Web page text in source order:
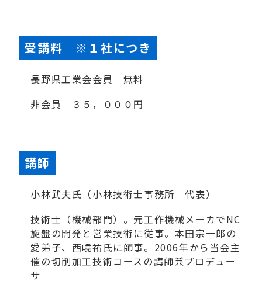
受講料 ※１社につき
長野県工業会会員 無料
非会員 ３５，０００円
講師
小林武夫氏（小林技術士事務所 代表）
技術士（機械部門）。元工作機械メーカでNC
旋盤の開発と営業技術に従事。本田宗一郎の
愛弟子、西嶢祐氏に師事。2006年から当会主
催の切削加工技術コースの講師兼プロデュー
サ